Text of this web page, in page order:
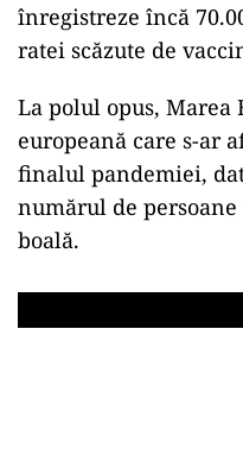
înregistreze încă
ratei scăzute de
La polul opus, Marea
europeană care s-ar
finalul pandemiei,
numărul de
boală.